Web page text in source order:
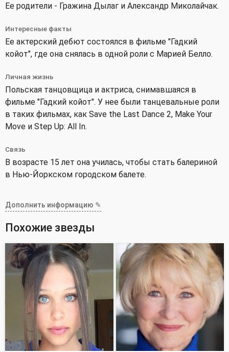
Ее родители - Гражина Дылаг и Александр Миколайчак.
Интересные факты
Ее актерский дебют состоялся в фильме "Гадкий
койот", где она снялась в одной роли с Марией Белло.
Личная жизнь
Польская танцовщица и актриса, снимавшаяся в
фильме "Гадкий койот". У нее были танцевальные роли
в таких фильмах, как Save the Last Dance 2, Make Your
Move и Step Up: All In.
Связь
В возрасте 15 лет она училась, чтобы стать балериной
в Нью-Йоркском городском балете.
Дополнить информацию ✎
Похожие звезды